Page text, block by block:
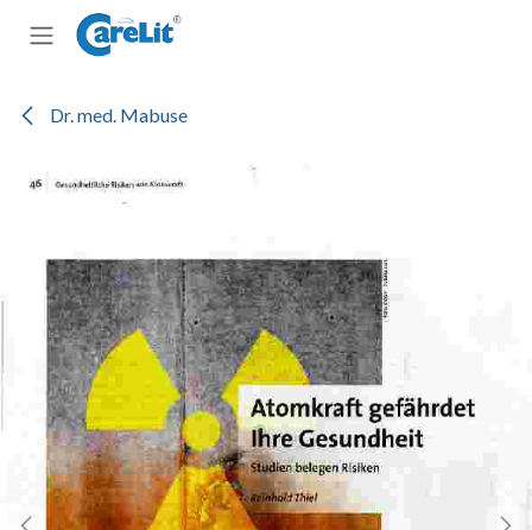
Zum Inhalt springen
Dr. med. Mabuse